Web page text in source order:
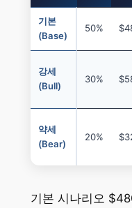
기본
(Base)
50%
강세
(Bull)
30%
약세
(Bear)
20%
기본 시나리오